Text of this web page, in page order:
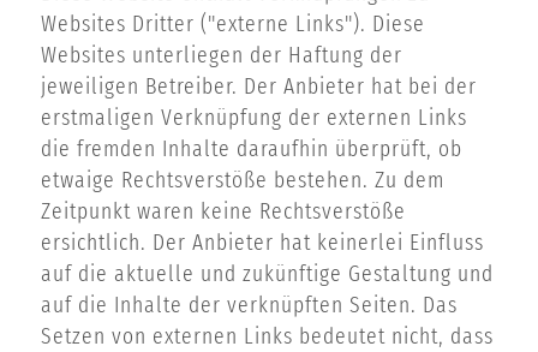
Websites Dritter ("externe Links"). Diese
Websites unterliegen der Haftung der
jeweiligen Betreiber. Der Anbieter hat bei der
erstmaligen Verknüpfung der externen Links
die fremden Inhalte daraufhin überprüft, ob
etwaige Rechtsverstöße bestehen. Zu dem
Zeitpunkt waren keine Rechtsverstöße
ersichtlich. Der Anbieter hat keinerlei Einfluss
auf die aktuelle und zukünftige Gestaltung und
auf die Inhalte der verknüpften Seiten. Das
Setzen von externen Links bedeutet nicht, dass